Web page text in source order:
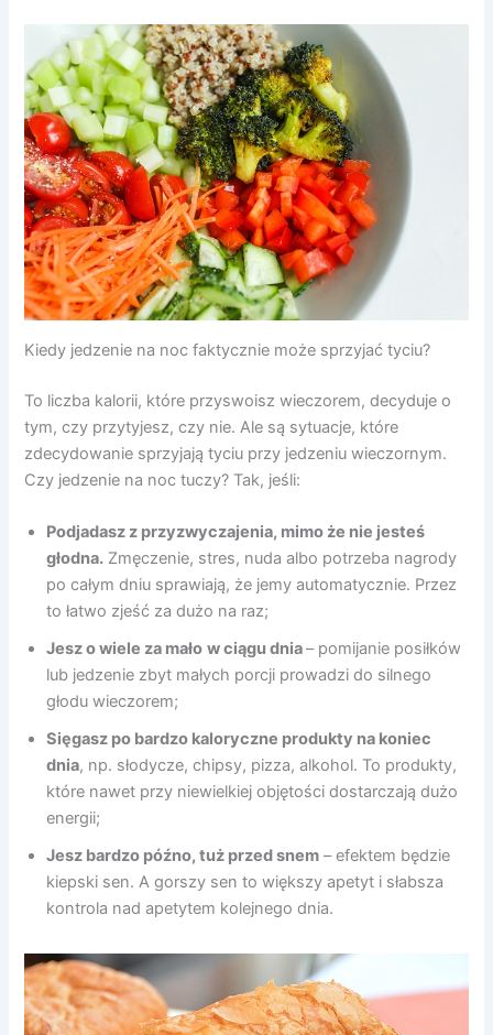
Kiedy jedzenie na noc faktycznie może sprzyjać tyciu?
To liczba kalorii, które przyswoisz wieczorem, decyduje o
tym, czy przytyjesz, czy nie. Ale są sytuacje, które
zdecydowanie sprzyjają tyciu przy jedzeniu wieczornym.
Czy jedzenie na noc tuczy? Tak, jeśli:
Podjadasz z przyzwyczajenia, mimo że nie jesteś
głodna. Zmęczenie, stres, nuda albo potrzeba nagrody
po całym dniu sprawiają, że jemy automatycznie. Przez
to łatwo zjeść za dużo na raz;
Jesz o wiele za mało w ciągu dnia– pomijanie posiłków
lub jedzenie zbyt małych porcji prowadzi do silnego
głodu wieczorem;
Sięgasz po bardzo kaloryczne produkty na koniec
dnia, np. słodycze, chipsy, pizza, alkohol. To produkty,
które nawet przy niewielkiej objętości dostarczają dużo
energii;
Jesz bardzo późno, tuż przed snem – efektem będzie
kiepski sen. A gorszy sen to większy apetyt i słabsza
kontrola nad apetytem kolejnego dnia.